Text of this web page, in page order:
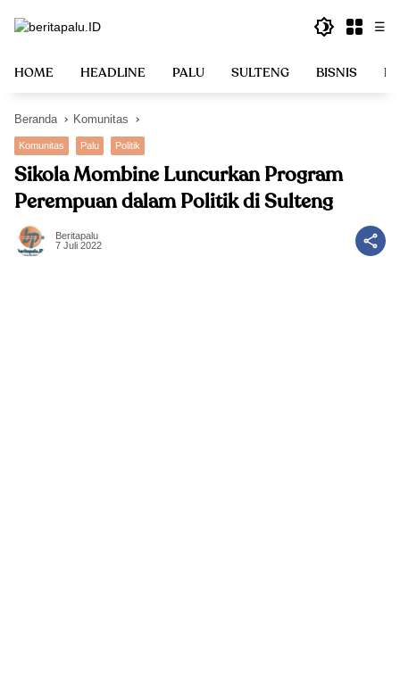
☰
HOME HEADLINE PALU SULTENG BISNIS
Beranda Komunitas
Komunitas Palu Politik
Sikola Mombine Luncurkan Program
Perempuan dalam Politik di Sulteng
Beritapalu
7 Juli 2022